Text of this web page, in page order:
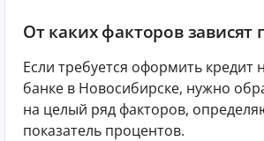
От каких факторов зависят
Если требуется оформить
банке в Новосибирске, нужно
на целый ряд факторов,
показатель процентов.